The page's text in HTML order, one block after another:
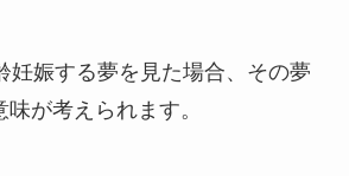
妊娠する夢を見た場合、その夢
が考えられます。